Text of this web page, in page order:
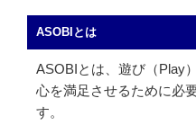
ASOBIとは
ASOBIとは、遊び（Play
心を満足させるために必
す。